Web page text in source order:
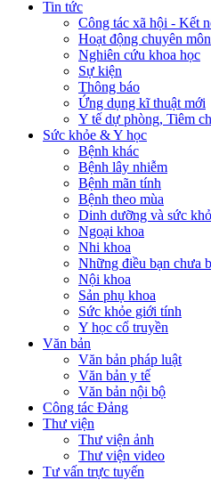
Tin tức
Công tác xã hội - Kết
Hoạt động chuyên môn
Nghiên cứu khoa học
Sự kiện
Thông báo
Ứng dụng kĩ thuật mới
Y tế dự phòng, Tiêm
Sức khỏe & Y học
Bệnh khác
Bệnh lây nhiễm
Bệnh mãn tính
Bệnh theo mùa
Dinh dưỡng và sức
Ngoại khoa
Nhi khoa
Những điều bạn chưa
Nội khoa
Sản phụ khoa
Sức khỏe giới tính
Y học cổ truyền
Văn bản
Văn bản pháp luật
Văn bản y tế
Văn bản nội bộ
Công tác Đảng
Thư viện
Thư viện ảnh
Thư viện video
Tư vấn trực tuyến